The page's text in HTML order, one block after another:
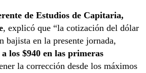
de Estudios de Capitaria,
, explicó que “la cotización del dólar
bajista en la presente jornada,
los $940 en las primeras
la corrección desde los máximos